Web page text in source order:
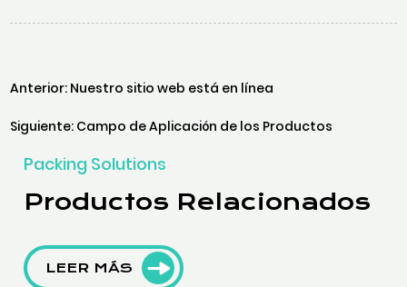
Anterior: Nuestro sitio web está en línea
Siguiente: Campo de Aplicación de los Productos
Packing Solutions
Productos Relacionados
LEER MÁS